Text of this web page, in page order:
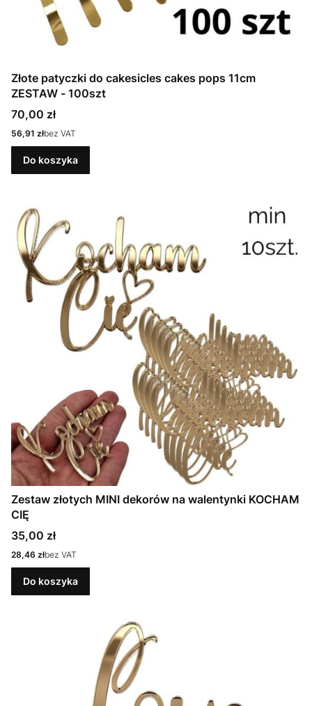
Złote patyczki do cakesicles cakes pops 11cm
ZESTAW - 100szt
Cena
70,00 zł
Cena
56,91 złbez VAT
Do koszyka
Zestaw złotych MINI dekorów na walentynki KOCHAM
CIĘ
Cena
35,00 zł
Cena
28,46 złbez VAT
Do koszyka